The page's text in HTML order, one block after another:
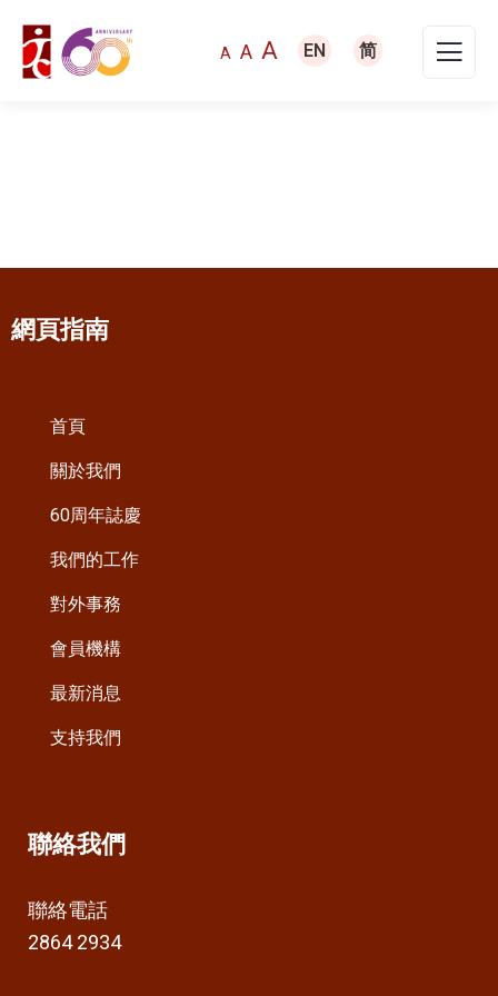
A A A EN 简
網頁指南
首頁
關於我們
60周年誌慶
我們的工作
對外事務
會員機構
最新消息
支持我們
聯絡我們
聯絡電話
2864 2934